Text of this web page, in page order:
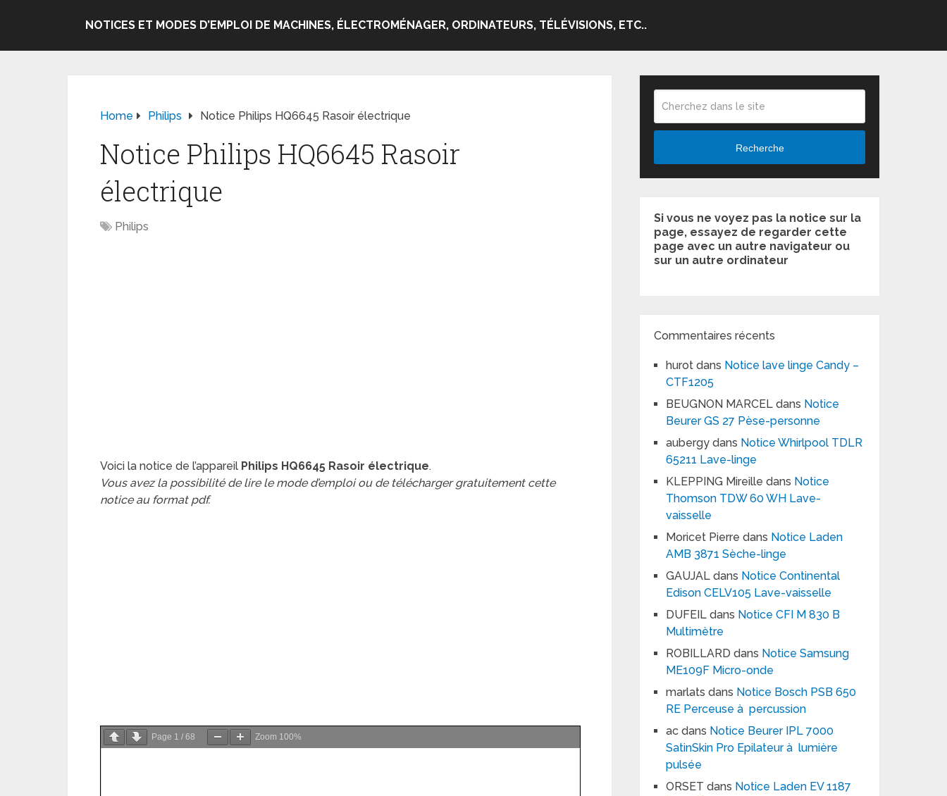
NOTICES ET MODES D’EMPLOI DE MACHINES, ÉLECTROMÉNAGER, ORDINATEURS, TÉLÉVISIONS, ETC..
Home Philips Notice Philips HQ6645 Rasoir électrique
Notice Philips HQ6645 Rasoir
électrique
Philips
Voici la notice de l’appareil Philips HQ6645 Rasoir électrique.
Vous avez la possibilité de lire le mode d’emploi ou de télécharger gratuitement cette
notice au format pdf.
Page 1 / 68 Zoom 100%
Recherche
Si vous ne voyez pas la notice sur la
page, essayez de regarder cette
page avec un autre navigateur ou
sur un autre ordinateur
Commentaires récents
hurot dans Notice lave linge Candy –
CTF1205
BEUGNON MARCEL dans Notice
Beurer GS 27 Pèse-personne
aubergy dans Notice Whirlpool TDLR
65211 Lave-linge
KLEPPING Mireille dans Notice
Thomson TDW 60 WH Lave-
vaisselle
Moricet Pierre dans Notice Laden
AMB 3871 Sèche-linge
GAUJAL dans Notice Continental
Edison CELV105 Lave-vaisselle
DUFEIL dans Notice CFI M 830 B
Multimètre
ROBILLARD dans Notice Samsung
ME109F Micro-onde
marlats dans Notice Bosch PSB 650
RE Perceuse à percussion
ac dans Notice Beurer IPL 7000
SatinSkin Pro Epilateur à lumière
pulsée
ORSET dans Notice Laden EV 1187